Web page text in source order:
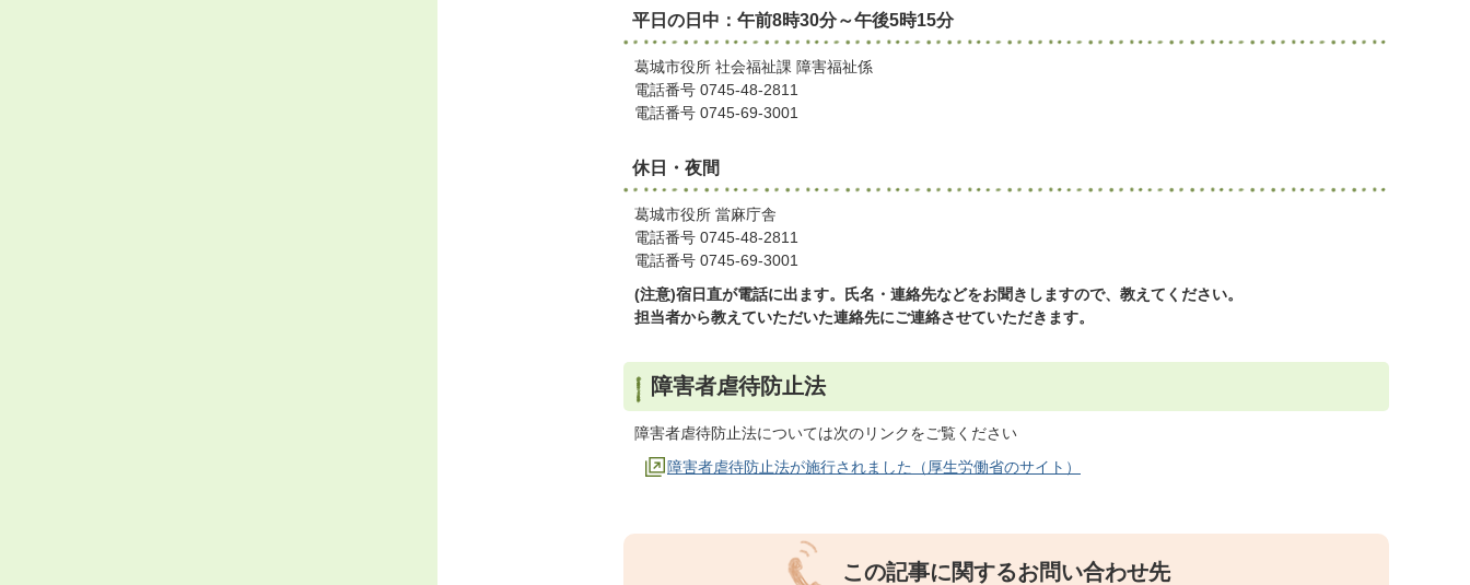
平日の日中：午前8時30分～午後5時15分
葛城市役所 社会福祉課 障害福祉係
電話番号 0745-48-2811
電話番号 0745-69-3001
休日・夜間
葛城市役所 當麻庁舎
電話番号 0745-48-2811
電話番号 0745-69-3001
(注意)宿日直が電話に出ます。氏名・連絡先などをお聞きしますので、教えてください。
担当者から教えていただいた連絡先にご連絡させていただきます。
障害者虐待防止法
障害者虐待防止法については次のリンクをご覧ください
障害者虐待防止法が施行されました（厚生労働省のサイト）
この記事に関するお問い合わせ先